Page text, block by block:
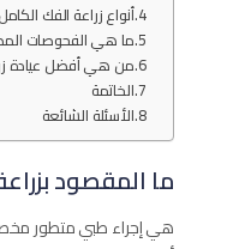
أنواع زراعة الفك
ما هي الفحوصات
من هي أفضل عيادة
الخاتمة
الأسئلة الشائعة
ما المقصود
هي إجراء طبي متطور